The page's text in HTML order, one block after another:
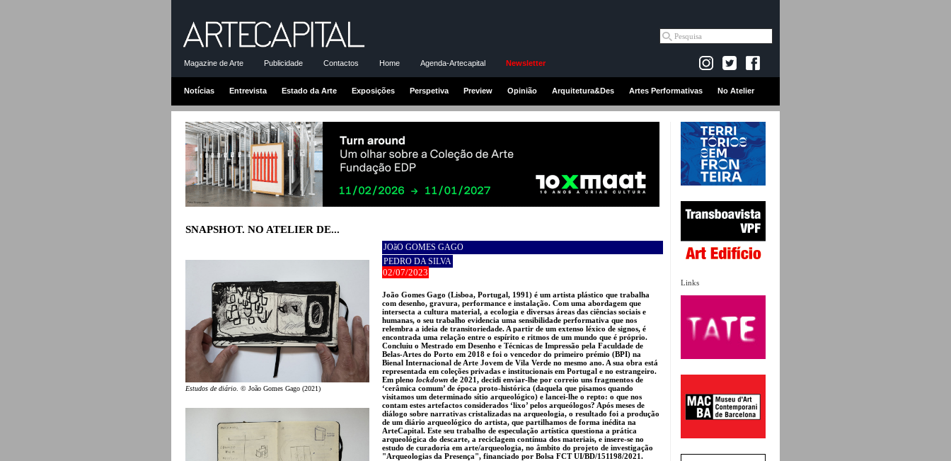
Magazine de Arte Publicidade Contactos Home Agenda-Artecapital Newsletter
Notícias Entrevista Estado da Arte Exposições Perspetiva Preview Opinião Arquitetura&Des Artes Performativas No Atelier
Links
SNAPSHOT. NO ATELIER DE...
Estudos de diário. © João Gomes Gago (2021)
JOãO GOMES GAGO
PEDRO DA SILVA
02/07/2023
João Gomes Gago (Lisboa, Portugal, 1991) é um artista plástico que trabalha
com desenho, gravura, performance e instalação. Com uma abordagem que
intersecta a cultura material, a ecologia e diversas áreas das ciências sociais e
humanas, o seu trabalho evidencia uma sensibilidade performativa que nos
relembra a ideia de transitoriedade. A partir de um extenso léxico de signos, é
encontrada uma relação entre o espírito e ritmos de um mundo que é próprio.
Concluiu o Mestrado em Desenho e Técnicas de Impressão pela Faculdade de
Belas-Artes do Porto em 2018 e foi o vencedor do primeiro prémio (BPI) na
Bienal Internacional de Arte Jovem de Vila Verde no mesmo ano. A sua obra está
representada em coleções privadas e institucionais em Portugal e no estrangeiro.
Em pleno lockdown de 2021, decidi enviar-lhe por correio uns fragmentos de
‘cerâmica comum’ de época proto-histórica (daquela que pisamos quando
visitamos um determinado sítio arqueológico) e lancei-lhe o repto: o que nos
contam estes artefactos considerados ‘lixo’ pelos arqueólogos? Após meses de
diálogo sobre narrativas cristalizadas na arqueologia, o resultado foi a produção
de um diário arqueológico do artista, que partilhamos de forma inédita na
ArteCapital. Este seu trabalho de especulação artística questiona a prática
arqueológica do descarte, a reciclagem contínua dos materiais, e insere-se no
estudo de curadoria em arte/arqueologia, no âmbito do projeto de investigação
"Arqueologias da Presença", financiado por Bolsa FCT UI/BD/151198/2021.